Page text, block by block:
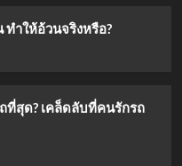
ำให้อ้วนจริงหรือ?
สุด? เคล็ดลับที่คนรักรถ